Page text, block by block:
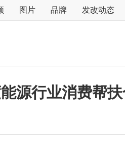
图片 品牌 发改动态
源行业消费帮